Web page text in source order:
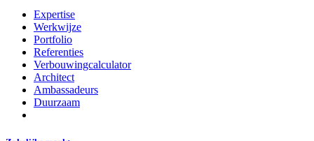
Expertise
Werkwijze
Portfolio
Referenties
Verbouwingcalculator
Architect
Ambassadeurs
Duurzaam